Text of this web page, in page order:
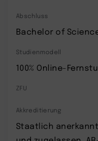
Abschluss
Bachelor of
Studienmodell
100% Online-
ZFU
Akkreditierung
Staatlich